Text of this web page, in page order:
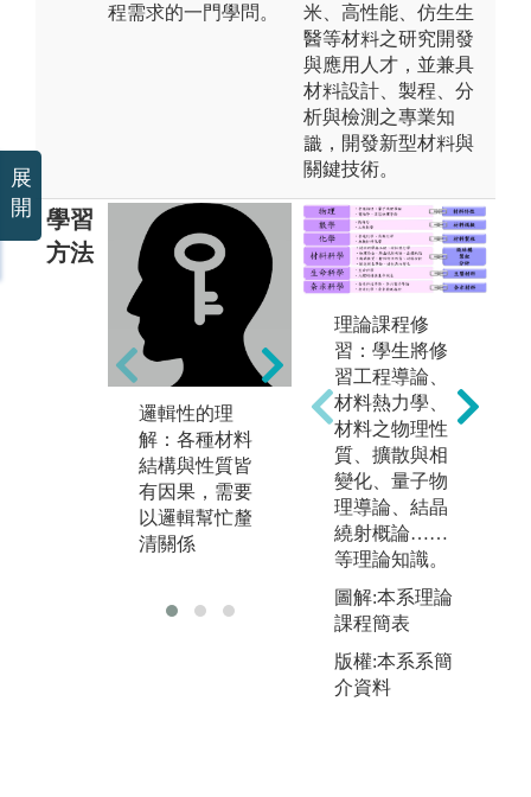
程需求的一門學問。
米、高性能、仿生生
醫等材料之研究開發
與應用人才，並兼具
材料設計、製程、分
析與檢測之專業知
識，開發新型材料與
關鍵技術。
學習
方法
邏輯性的理
解：各種材料
結構與性質皆
有因果，需要
以邏輯幫忙釐
清關係
縝密細心的思
考：不管是材
料實驗或計
算，皆需要完
善的計畫與精
準細心的執行
與分析
理論課程修
習：學生將修
習工程導論、
材料熱力學、
材料之物理性
質、擴散與相
變化、量子物
理導論、結晶
繞射概論……
等理論知識。
圖解:本系理論
課程簡表
版權:本系系簡
介資料
展
開